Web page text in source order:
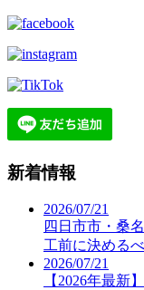
新着情報
2026/07/21
四日市市・桑
工前に決める
2026/07/21
【2026年最新